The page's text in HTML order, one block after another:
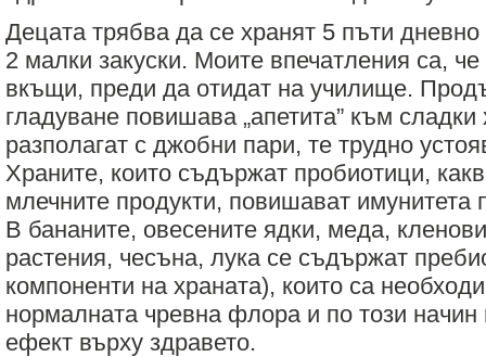
Децата трябва да се хранят 5 пъти
2 малки закуски. Моите впечатления са,
вкъщи, преди да отидат на училище.
гладуване повишава „апетита” към
разполагат с джобни пари, те трудно
Храните, които съдържат пробиотици,
млечните продукти, повишават имунитета
В бананите, овесените ядки, меда,
растения, чесъна, лука се съдържат
компоненти на храната), които са
нормалната чревна флора и по този начин
ефект върху здравето.